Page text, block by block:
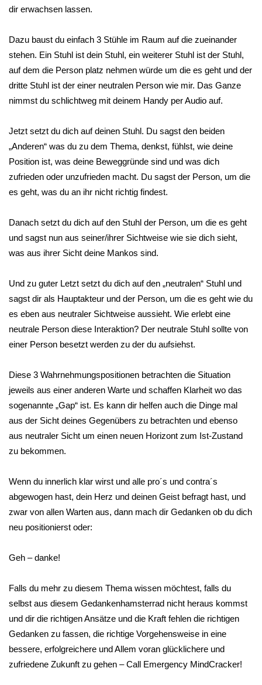
dir erwachsen lassen.
Dazu baust du einfach 3 Stühle im Raum auf die zueinander
stehen. Ein Stuhl ist dein Stuhl, ein weiterer Stuhl ist der Stuhl,
auf dem die Person platz nehmen würde um die es geht und der
dritte Stuhl ist der einer neutralen Person wie mir. Das Ganze
nimmst du schlichtweg mit deinem Handy per Audio auf.
Jetzt setzt du dich auf deinen Stuhl. Du sagst den beiden
„Anderen“ was du zu dem Thema, denkst, fühlst, wie deine
Position ist, was deine Beweggründe sind und was dich
zufrieden oder unzufrieden macht. Du sagst der Person, um die
es geht, was du an ihr nicht richtig findest.
Danach setzt du dich auf den Stuhl der Person, um die es geht
und sagst nun aus seiner/ihrer Sichtweise wie sie dich sieht,
was aus ihrer Sicht deine Mankos sind.
Und zu guter Letzt setzt du dich auf den „neutralen“ Stuhl und
sagst dir als Hauptakteur und der Person, um die es geht wie du
es eben aus neutraler Sichtweise aussieht. Wie erlebt eine
neutrale Person diese Interaktion? Der neutrale Stuhl sollte von
einer Person besetzt werden zu der du aufsiehst.
Diese 3 Wahrnehmungspositionen betrachten die Situation
jeweils aus einer anderen Warte und schaffen Klarheit wo das
sogenannte „Gap“ ist. Es kann dir helfen auch die Dinge mal
aus der Sicht deines Gegenübers zu betrachten und ebenso
aus neutraler Sicht um einen neuen Horizont zum Ist-Zustand
zu bekommen.
Wenn du innerlich klar wirst und alle pro´s und contra´s
abgewogen hast, dein Herz und deinen Geist befragt hast, und
zwar von allen Warten aus, dann mach dir Gedanken ob du dich
neu positionierst oder:
Geh – danke!
Falls du mehr zu diesem Thema wissen möchtest, falls du
selbst aus diesem Gedankenhamsterrad nicht heraus kommst
und dir die richtigen Ansätze und die Kraft fehlen die richtigen
Gedanken zu fassen, die richtige Vorgehensweise in eine
bessere, erfolgreichere und Allem voran glücklichere und
zufriedene Zukunft zu gehen – Call Emergency MindCracker!